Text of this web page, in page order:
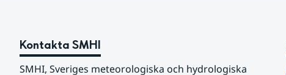
Kontakta SMHI
SMHI, Sveriges meteorologiska och hydrologiska